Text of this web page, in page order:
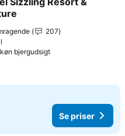
til favoritter
207
bjergudsigt
Se priser